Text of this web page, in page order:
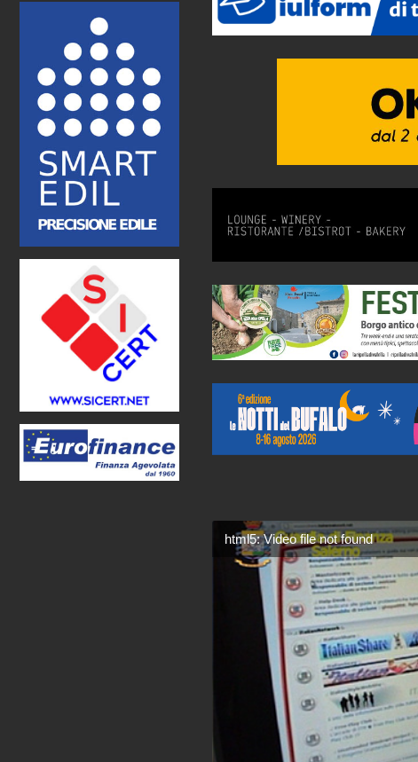
html5: Video file not found